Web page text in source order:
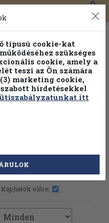
0
kiadványunk közül
Kaphatók előre:
típusú cookie-kat
szükséges
cookie, amely a
teszi az Ön számára
marketing cookie,
hirdetésekkel
itt